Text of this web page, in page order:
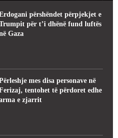
përshëndet përpjekjet e
për t’i dhënë fund luftës
Gaza
mes disa personave në
tentohet të përdoret edhe
e zjarrit